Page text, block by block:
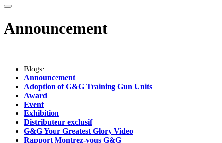
Announcement
Blogs:
Announcement
Adoption of G&G Training Gun Units
Award
Event
Exhibition
Distributeur exclusif
G&G Your Greatest Glory Video
Rapport Montrez-vous G&G